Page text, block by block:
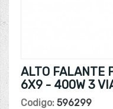
ALTO FALANTE
6X9 - 400W 3
Codigo: 596299